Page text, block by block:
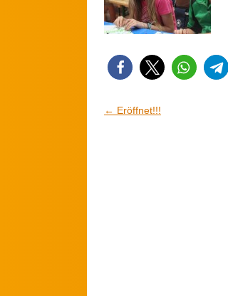
Artikel-Navigation
← Eröffnet!!!